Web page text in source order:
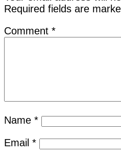
Required fields are
Comment *
Name *
Email *